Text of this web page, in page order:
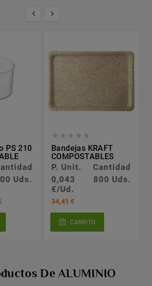
 
PS 210
Uds.
    
Bandejas KRAFT
COMPOSTABLES
P. Unit.
Cantidad
0,043
€/Ud.
800 Uds.
34,41 €
CARRITO
De ALUMINIO